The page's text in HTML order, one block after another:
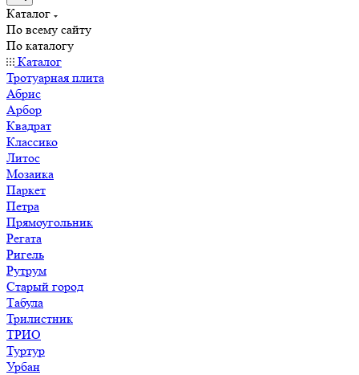
Каталог
По всему сайту
По каталогу
Каталог
Тротуарная плита
Абрис
Арбор
Квадрат
Классико
Литос
Мозаика
Паркет
Петра
Прямоугольник
Регата
Ригель
Рутрум
Старый город
Табула
Трилистник
ТРИО
Туртур
Урбан